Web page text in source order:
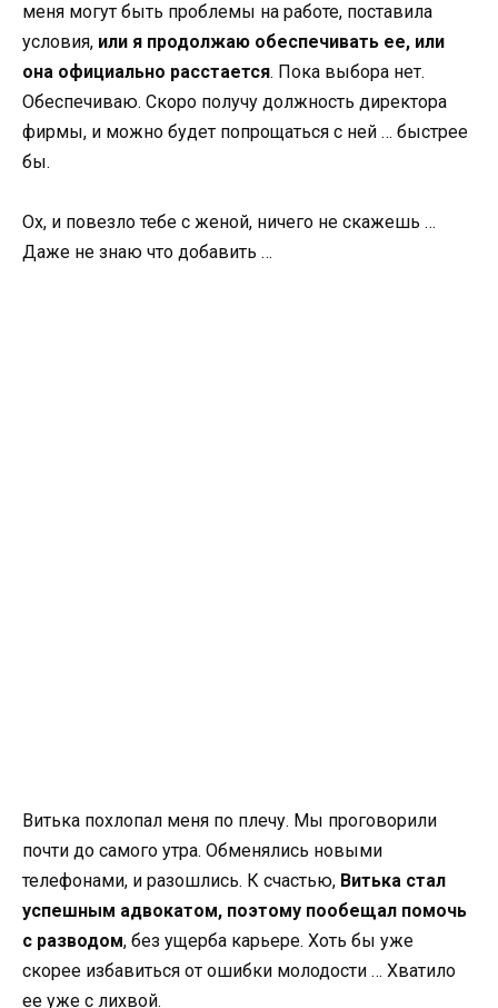
меня могут быть проблемы на работе, поставила
условия, или я продолжаю обеспечивать ее, или
она официально расстается. Пока выбора нет.
Обеспечиваю. Скоро получу должность директора
фирмы, и можно будет попрощаться с ней … быстрее
бы.
Ох, и повезло тебе с женой, ничего не скажешь …
Даже не знаю что добавить …
Витька похлопал меня по плечу. Мы проговорили
почти до самого утра. Обменялись новыми
телефонами, и разошлись. К счастью, Витька стал
успешным адвокатом, поэтому пообещал помочь
с разводом, без ущерба карьере. Хоть бы уже
скорее избавиться от ошибки молодости … Хватило
ее уже с лихвой.